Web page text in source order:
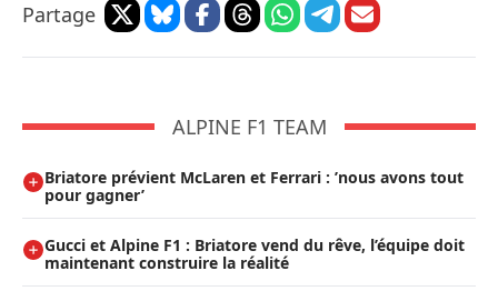
Partage
ALPINE F1 TEAM
Briatore prévient McLaren et Ferrari : ’nous avons tout
pour gagner’
Gucci et Alpine F1 : Briatore vend du rêve, l’équipe doit
maintenant construire la réalité